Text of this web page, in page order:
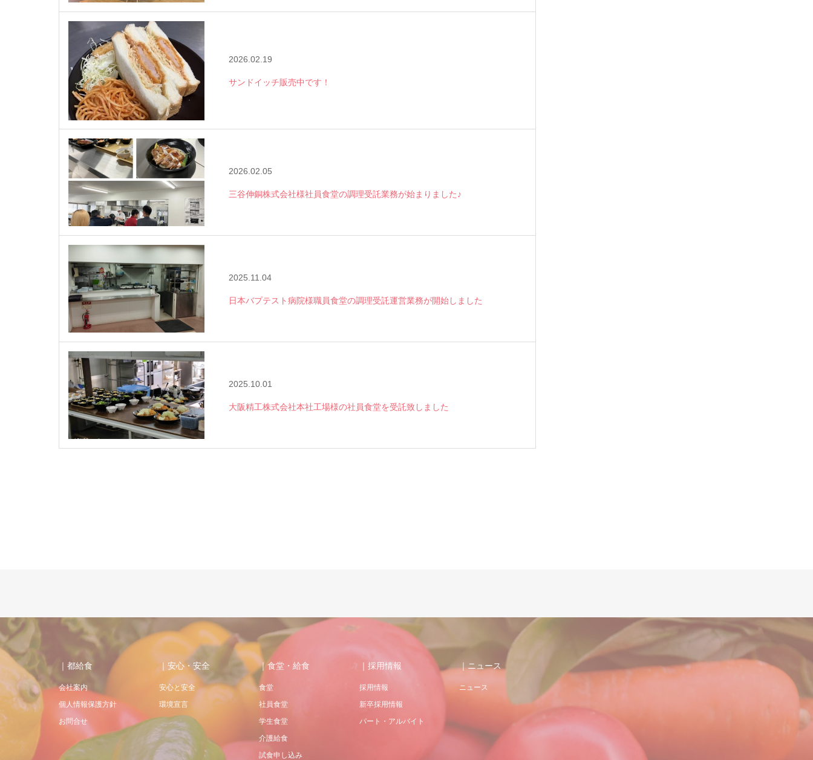
2026.02.19
サンドイッチ販売中です！
2026.02.05
三谷伸銅株式会社様社員食堂の調理受託業務が始まりました♪
2025.11.04
日本バプテスト病院様職員食堂の調理受託運営業務が開始しました
2025.10.01
大阪精工株式会社本社工場様の社員食堂を受託致しました
｜都給食
会社案内
個人情報保護方針
お問合せ
｜安心・安全
安心と安全
環境宣言
｜食堂・給食
食堂
社員食堂
学生食堂
介護給食
試食申し込み
｜採用情報
採用情報
新卒採用情報
パート・アルバイト
｜ニュース
ニュース